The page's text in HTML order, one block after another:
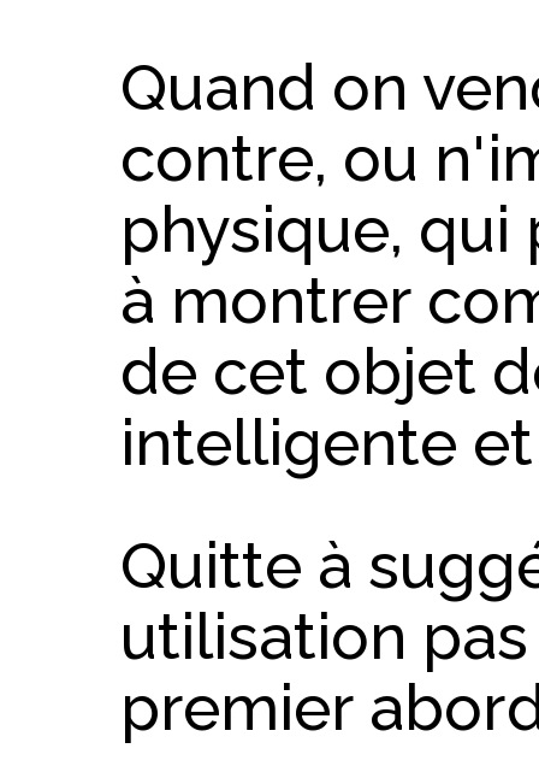
Quand on
contre, ou
physique, qui
à montrer
de cet objet
intelligente
Quitte à
utilisation
premier